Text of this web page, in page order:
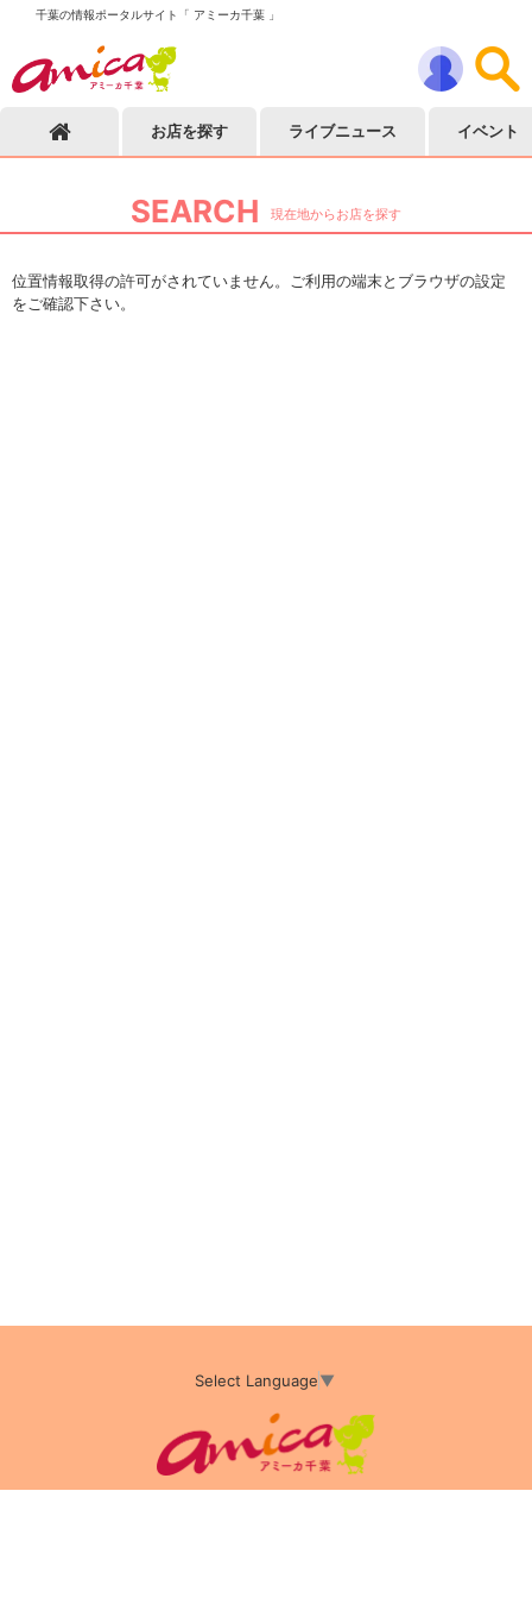
千葉の情報ポータルサイト「 アミーカ千葉 」
お店を探す ライブニュース イベント
SEARCH 現在地からお店を探す
位置情報取得の許可がされていません。ご利用の端末とブラウザの設定
をご確認下さい。
Select Language▼